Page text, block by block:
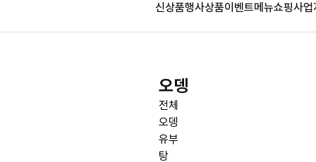
신상품행사상품이벤트메뉴쇼핑사업
오뎅
전체
오뎅
유부
탕